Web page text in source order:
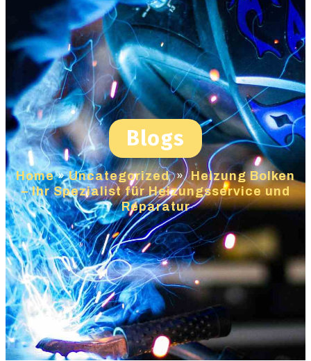
Blogs
Home»Uncategorized » Heizung Bolken
– Ihr Spezialist für Heizungsservice und
Reparatur